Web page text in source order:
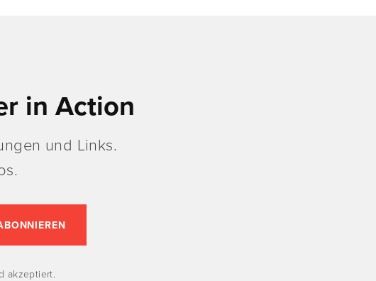
in Action
und Links.
akzeptiert.